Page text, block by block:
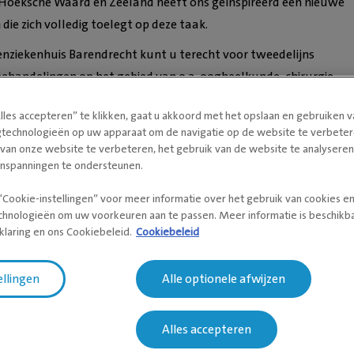
zich volledig toelegt op deze taak.
Barendrecht kunt u terecht voor tweedelijns
op het gebied van o.a. oogheelkunde, chirurgie,
echo(cardio)grafie, medische beeldvorming (direct röntgen
anesthesiologie, kaakchirurgie & Stomatologie en interne
dierenziekenhuis beschikt over een spoedkliniek met een dag- en
intensive care.
Barendrecht beschikt over ruime parkeergelegenheid op
te bereiken per trein of bus. Barendrecht beschikt over een
er is een bushalte voor de deur. Kijk voor de actuele
reisplanner.
Deborah Leidelmeijer
Mijn teefje 'Lente' kreeg
vrijdag opeens een
baarmoeder na een
accepteren” te klikken, gaat u akkoord met het opslaan en gebruiken
op uw apparaat om de navigatie op de website te
onze website te verbeteren, het gebruik van de website te
te ondersteunen.
instellingen” voor meer informatie over het gebruik van cookies en
om uw voorkeuren aan te passen. Meer informatie is
en ons Cookiebeleid. Cookiebeleid
Alle optionele afwijzen
Alles accepteren